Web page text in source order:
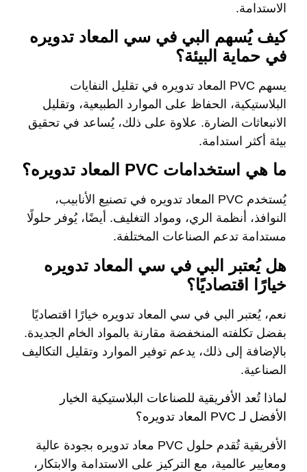
الاستدامة.
كيف يُسهم البي في سي المعاد تدويره
في حماية البيئة؟
يسهم PVC المعاد تدويره في تقليل النفايات
البلاستيكية، الحفاظ على الموارد الطبيعية، وتقليل
الانبعاثات الضارة. علاوة على ذلك، يُساعد في تحقيق
بيئة أكثر استدامة.
ما هي استخدامات PVC المعاد تدويره؟
يُستخدم PVC المعاد تدويره في تصنيع الأنابيب،
النوافذ، أنظمة الري، ومواد التغليف. أيضًا، يُوفر حلولًا
مستدامة تدعم الصناعات المختلفة.
هل يُعتبر البي في سي المعاد تدويره
خيارًا اقتصاديًا؟
نعم، يُعتبر البي في سي المعاد تدويره خيارًا اقتصاديًا
بفضل تكلفته المنخفضة مقارنة بالمواد الخام الجديدة.
بالإضافة إلى ذلك، يدعم توفير الموارد وتقليل التكاليف
الصناعية.
لماذا تُعد الأفريقية للصناعات البلاستيكية الخيار
الأفضل لـ PVC المعاد تدويره؟
الأفريقية تُقدم حلول PVC معاد تدويره بجودة عالية
ومعايير عالمية، مع التركيز على الاستدامة والابتكار،